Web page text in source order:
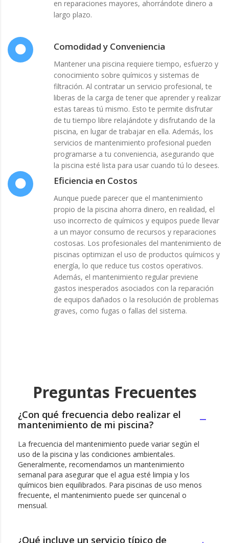
en reparaciones mayores, ahorrándote dinero a
largo plazo.
Comodidad y Conveniencia
Mantener una piscina requiere tiempo, esfuerzo y
conocimiento sobre químicos y sistemas de
filtración. Al contratar un servicio profesional, te
liberas de la carga de tener que aprender y realizar
estas tareas tú mismo. Esto te permite disfrutar
de tu tiempo libre relajándote y disfrutando de la
piscina, en lugar de trabajar en ella. Además, los
servicios de mantenimiento profesional pueden
programarse a tu conveniencia, asegurando que
la piscina esté lista para usar cuando tú lo desees.
Eficiencia en Costos
Aunque puede parecer que el mantenimiento
propio de la piscina ahorra dinero, en realidad, el
uso incorrecto de químicos y equipos puede llevar
a un mayor consumo de recursos y reparaciones
costosas. Los profesionales del mantenimiento de
piscinas optimizan el uso de productos químicos y
energía, lo que reduce tus costos operativos.
Además, el mantenimiento regular previene
gastos inesperados asociados con la reparación
de equipos dañados o la resolución de problemas
graves, como fugas o fallas del sistema.
Preguntas Frecuentes
¿Con qué frecuencia debo realizar el
mantenimiento de mi piscina?
La frecuencia del mantenimiento puede variar según el
uso de la piscina y las condiciones ambientales.
Generalmente, recomendamos un mantenimiento
semanal para asegurar que el agua esté limpia y los
químicos bien equilibrados. Para piscinas de uso menos
frecuente, el mantenimiento puede ser quincenal o
mensual.
¿Qué incluye un servicio típico de